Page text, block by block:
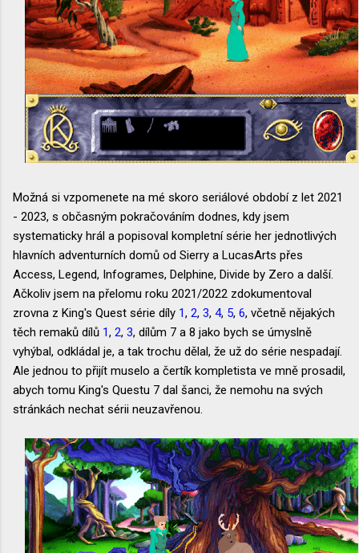
Možná si vzpomenete na mé skoro seriálové období z let 2021
- 2023, s občasným pokračováním dodnes, kdy jsem
systematicky hrál a popisoval kompletní série her jednotlivých
hlavních adventurních domů od Sierry a LucasArts přes
Access, Legend, Infogrames, Delphine, Divide by Zero a další.
Ačkoliv jsem na přelomu roku 2021/2022 zdokumentoval
zrovna z King's Quest série díly 1, 2, 3, 4, 5, 6, včetně nějakých
těch remaků dílů 1, 2, 3, dílům 7 a 8 jako bych se úmyslně
vyhýbal, odkládal je, a tak trochu dělal, že už do série nespadají.
Ale jednou to přijít muselo a čertík kompletista ve mně prosadil,
abych tomu King's Questu 7 dal šanci, že nemohu na svých
stránkách nechat sérii neuzavřenou.